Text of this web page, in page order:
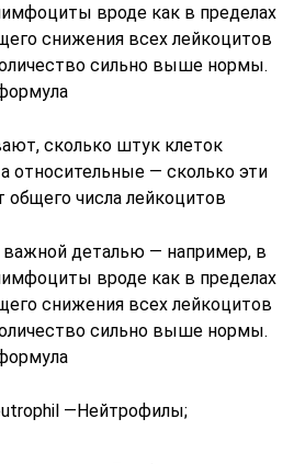
вроде как в пределах
снижения всех лейкоцитов
сильно выше нормы.
сколько штук клеток
относительные — сколько эти
общего числа лейкоцитов
деталью — например, в
вроде как в пределах
снижения всех лейкоцитов
сильно выше нормы.
—Нейтрофилы;